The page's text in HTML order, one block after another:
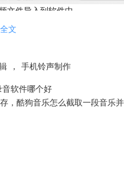
文件导入到软件中
简单的编辑，一般来说，被用
播放线拉取到合适的位置即
了1分30秒到2份40秒之间。而音
中完成。
文
， 手机铃声制作
软件哪个好
，酷狗音乐怎么截取一段音乐并